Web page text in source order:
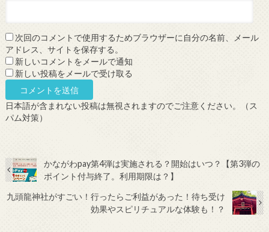
次回のコメントで使用するためブラウザーに自分の名前、メール
アドレス、サイトを保存する。
新しいコメントをメールで通知
新しい投稿をメールで受け取る
日本語が含まれない投稿は無視されますのでご注意ください。（ス
パム対策）
かながわpay第4弾は実施される？開始はいつ？【第3弾の
ポイント付与終了。利用期限は？】
九頭龍神社がすごい！行ったらご利益があった！待ち受け
効果やスピリチュアルな体験も！？